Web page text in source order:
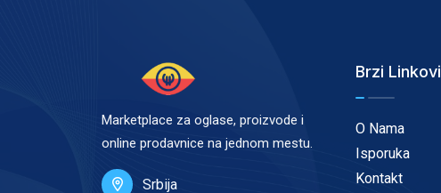
Marketplace za oglase, proizvode i
online prodavnice na jednom mestu.
Srbija
Brzi Linkovi
O Nama
Isporuka
Kontakt